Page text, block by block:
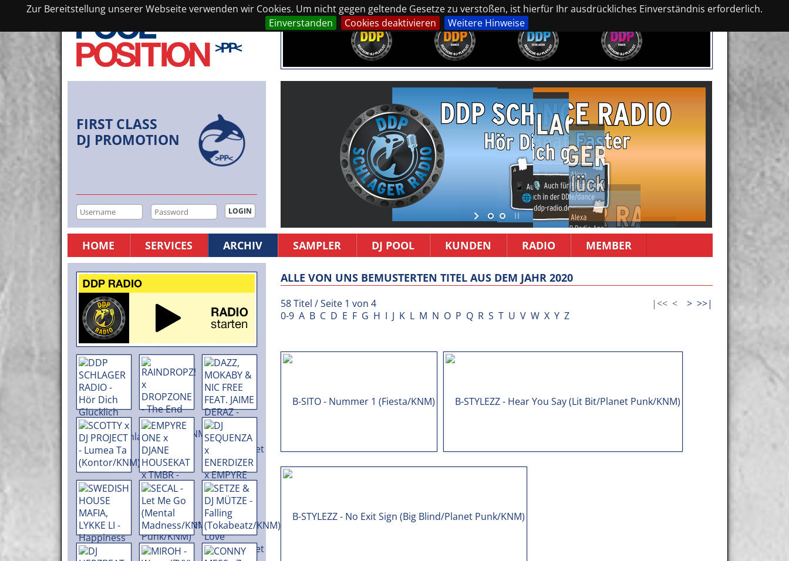
Zur Bereitstellung unserer Webseite verwenden wir Cookies. Um nicht gegen geltende Gesetze zu verstoßen, ist hierfür Ihr ausdrückliches Einverständnis erforderlich.
Einverstanden
Cookies deaktivieren Weitere Hinweise
FIRST CLASS
DJ PROMOTION
HOME SERVICES ARCHIV SAMPLER DJ POOL KUNDEN RADIO MEMBER
ALLE VON UNS BEMUSTERTEN TITEL AUS DEM JAHR 2020
58 Titel / Seite 1 von 4 |<< < > >>|
0-9 A B C D E F G H I J K L M N O P Q R S T U V W X Y Z